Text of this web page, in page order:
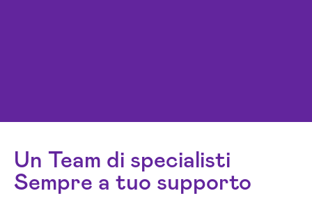
Un Team di specialisti
Sempre a tuo supporto